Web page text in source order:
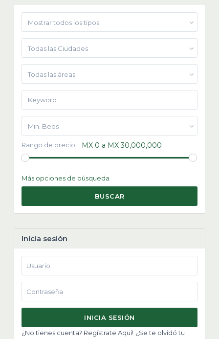
Mostrar todos los tipos
Todas las Ciudades
Todas las áreas
Min. Beds
Rango de precio: MX 0 a MX 30,000,000
Más opciones de búsqueda
BUSCAR
Inicia sesión
INICIA SESIÓN
¿No tienes cuenta? Regístrate Aquí! ¿Se te olvidó tu